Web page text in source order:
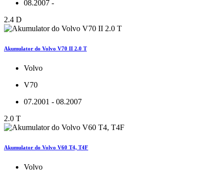
08.2007 -
2.4 D
Akumulator do Volvo V70 II 2.0 T
Volvo
V70
07.2001 - 08.2007
2.0 T
Akumulator do Volvo V60 T4, T4F
Volvo